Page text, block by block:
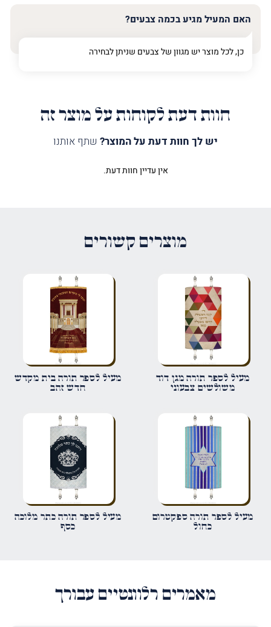
האם המעיל מגיע בכמה צבעים?
כן, לכל מוצר יש מגוון של צבעים שניתן לבחירה
חוות דעת לקוחות על מוצר זה
יש לך חוות דעת על המוצר? שתף אותנו
הביקורת שלך*
שם*
שמור בדפדפן זה את השם, האימייל והאתר שלי לפעם הבאה שאגיב.
אין עדיין חוות דעת.
מוצרים קשורים
מעיל לספר תורה מגן דוד
משולשים צבעוני
מעיל לספר תורה בית מקדש
חדש זהב
מעיל לספר תורה ספקטרום
כחול
מעיל לספר תורה כתר מלוכה
כסף
מאמרים רלוונטיים עבורך